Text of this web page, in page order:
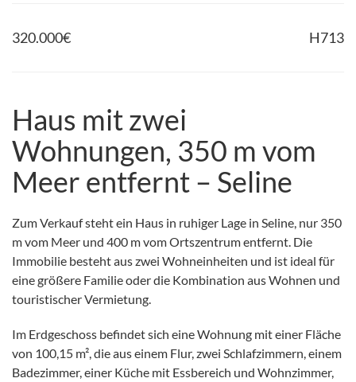
320.000€ H713
Haus mit zwei
Wohnungen, 350 m vom
Meer entfernt – Seline
Zum Verkauf steht ein Haus in ruhiger Lage in Seline, nur 350
m vom Meer und 400 m vom Ortszentrum entfernt. Die
Immobilie besteht aus zwei Wohneinheiten und ist ideal für
eine größere Familie oder die Kombination aus Wohnen und
touristischer Vermietung.
Im Erdgeschoss befindet sich eine Wohnung mit einer Fläche
von 100,15 m², die aus einem Flur, zwei Schlafzimmern, einem
Badezimmer, einer Küche mit Essbereich und Wohnzimmer,